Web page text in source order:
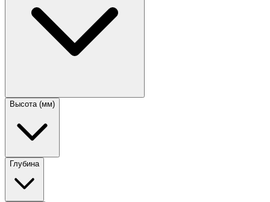
Высота (мм)
Глубина